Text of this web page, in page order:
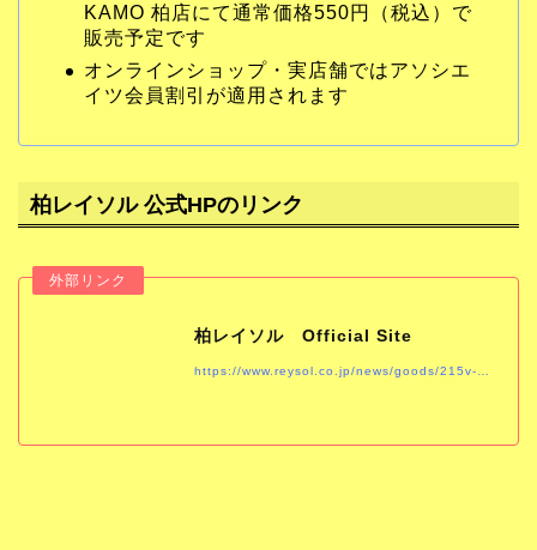
KAMO 柏店にて通常価格550円（税込）で
販売予定です
オンラインショップ・実店舗ではアソシエ
イツ会員割引が適用されます
柏レイソル 公式HPのリンク
柏レイソル Official Site